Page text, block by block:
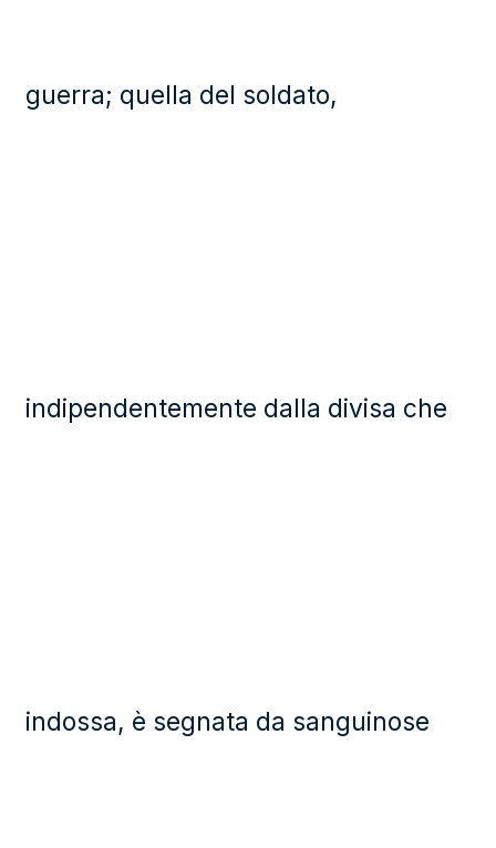
guerra; quella del soldato,
indipendentemente dalla divisa che
indossa, è segnata da sanguinose